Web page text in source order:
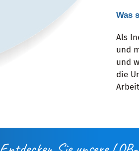
Was
Als
und
und
die